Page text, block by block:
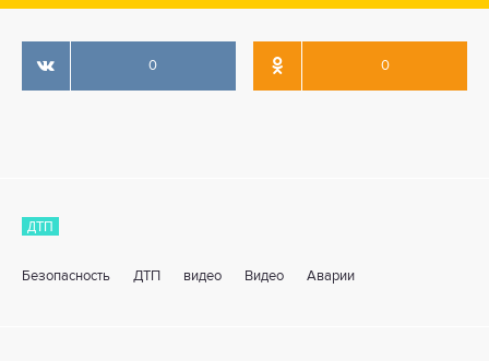
0 0
ДТП
Безопасность ДТП видео Видео Аварии